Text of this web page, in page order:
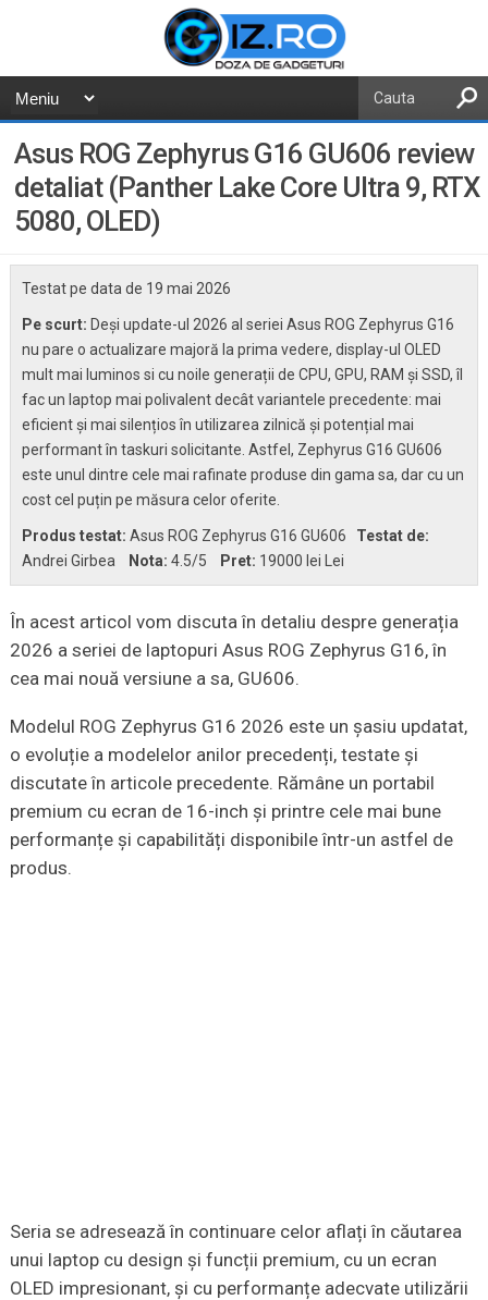
Asus ROG Zephyrus G16 GU606 review
detaliat (Panther Lake Core Ultra 9, RTX
5080, OLED)
Testat pe data de 19 mai 2026
Pe scurt: Deși update-ul 2026 al seriei Asus ROG Zephyrus G16
nu pare o actualizare majoră la prima vedere, display-ul OLED
mult mai luminos si cu noile generații de CPU, GPU, RAM și SSD, îl
fac un laptop mai polivalent decât variantele precedente: mai
eficient și mai silențios în utilizarea zilnică și potențial mai
performant în taskuri solicitante. Astfel, Zephyrus G16 GU606
este unul dintre cele mai rafinate produse din gama sa, dar cu un
cost cel puțin pe măsura celor oferite.
Produs testat: Asus ROG Zephyrus G16 GU606
Testat de:
Andrei Girbea
Nota: 4.5/5 Pret: 19000 lei Lei
În acest articol vom discuta în detaliu despre generația
2026 a seriei de laptopuri Asus ROG Zephyrus G16, în
cea mai nouă versiune a sa, GU606.
Modelul ROG Zephyrus G16 2026 este un șasiu updatat,
o evoluție a modelelor anilor precedenți, testate și
discutate în articole precedente. Rămâne un portabil
premium cu ecran de 16-inch și printre cele mai bune
performanțe și capabilități disponibile într-un astfel de
produs.
Seria se adresează în continuare celor aflați în căutarea
unui laptop cu design și funcții premium, cu un ecran
OLED impresionant, și cu performanțe adecvate utilizării